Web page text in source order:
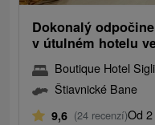
Dokonalý
v útulném hotelu
Boutique Hotel
Štiavnické Bane
9,6 (24 recenzí)Od